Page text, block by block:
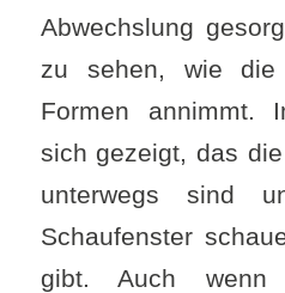
Abwechslung
zu sehen, wie die
Formen annimmt.
sich gezeigt, das
unterwegs sind
Schaufenster
gibt. Auch